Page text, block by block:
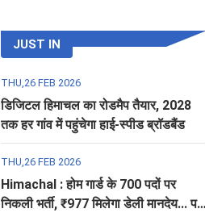
JUST IN
THU,26 FEB 2026
डिजिटल हिमाचल का रोडमैप तैयार, 2028
तक हर गांव में पहुंचेगा हाई-स्पीड ब्रॉडबैंड
THU,26 FEB 2026
Himachal : होम गार्ड के 700 पदों पर
निकली भर्ती, ₹977 मिलेगा डेली मानदेय... पढ़ें